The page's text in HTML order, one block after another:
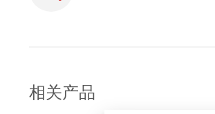
展览会及其他活动 (英文)
相关产品